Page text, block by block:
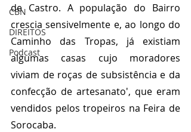
CBN
DIREITOS
Podcast
de Castro. A população do Bairro
crescia sensivelmente e, ao longo do
Caminho das Tropas, já existiam
algumas casas cujo moradores
viviam de roças de subsistência e da
confecção de artesanato', que eram
vendidos pelos tropeiros na Feira de
Sorocaba.